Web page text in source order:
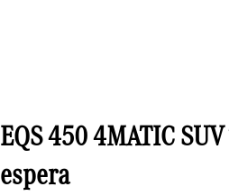
EQS 450 4MATIC
espera